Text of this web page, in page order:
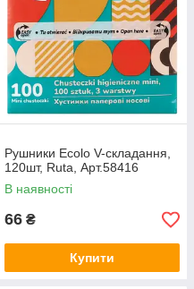
Рушники Ecolo V-складання,
120шт, Ruta, Арт.58416
В наявності
66 ₴
Купити